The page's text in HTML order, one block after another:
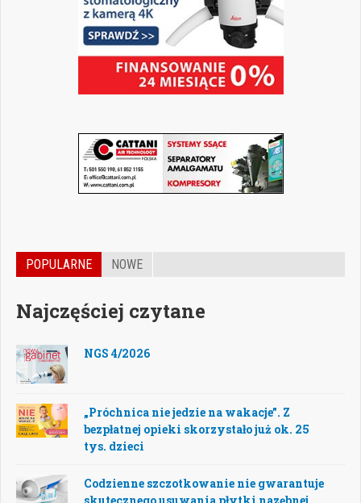
POPULARNE NOWE
Najczęściej czytane
NGS 4/2026
„Próchnica nie jedzie na wakacje”. Z
bezpłatnej opieki skorzystało już ok. 25
tys. dzieci
Codzienne szczotkowanie nie gwarantuje
skutecznego usuwania płytki nazębnej